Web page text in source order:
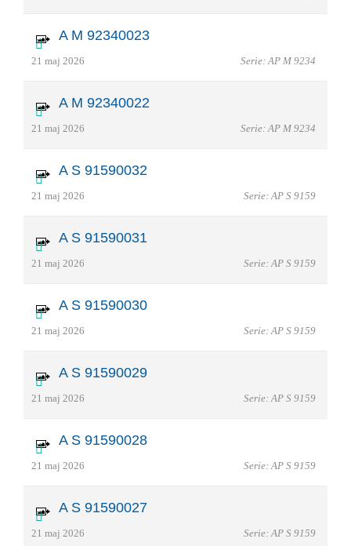
A M 92340023
21 maj 2026 Serie: AP M 9234
A M 92340022
21 maj 2026 Serie: AP M 9234
A S 91590032
21 maj 2026 Serie: AP S 9159
A S 91590031
21 maj 2026 Serie: AP S 9159
A S 91590030
21 maj 2026 Serie: AP S 9159
A S 91590029
21 maj 2026 Serie: AP S 9159
A S 91590028
21 maj 2026 Serie: AP S 9159
A S 91590027
21 maj 2026 Serie: AP S 9159